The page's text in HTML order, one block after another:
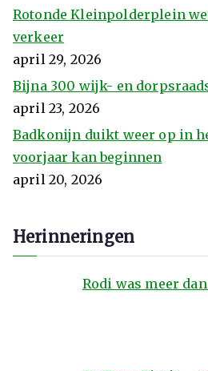
Rotonde Kleinpolderplein
verkeer
april 29, 2026
Bijna 300 wijk- en
april 23, 2026
Badkonijn duikt weer op in
voorjaar kan beginnen
april 20, 2026
Herinneringen
Rodi was meer